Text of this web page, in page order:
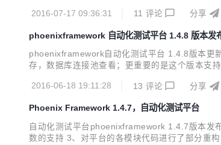
的效果如下： 在dev...
2016-07-17 09:36:31 11 评论 分享
phoenixframework 自动化测试平台 1.4.8 版本发
phoenixframework自动化测试平台 1.4.8版本更
存，数据库连接池查看；更重要的是这个版本
2016-06-18 19:11:28
13 评论 分享
Phoenix Framework 1.4.7，自动化测试平台
自动化测试平台phoenixframework 1.4.7版本发
数的支持 3、对平台的各模块代码进行了部分重